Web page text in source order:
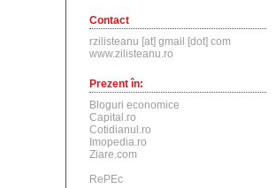
Contact
rzilisteanu [at] gmail [dot] com
www.zilisteanu.ro
Prezent în:
Bloguri economice
Capital.ro
Cotidianul.ro
Imopedia.ro
Ziare.com
RePEc